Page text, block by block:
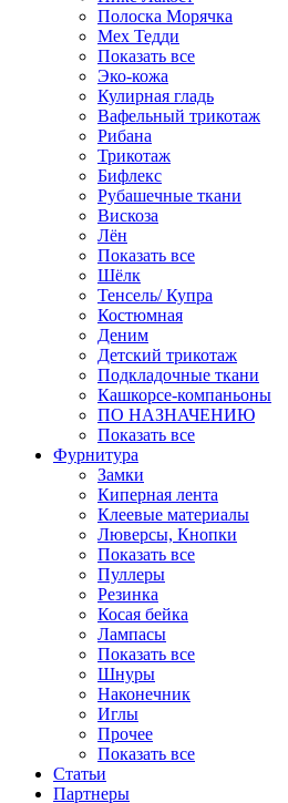
Полоска Морячка
Мех Тедди
Показать все
Эко-кожа
Кулирная гладь
Вафельный трикотаж
Рибана
Трикотаж
Бифлекс
Рубашечные ткани
Вискоза
Лён
Показать все
Шёлк
Тенсель/ Купра
Костюмная
Деним
Детский трикотаж
Подкладочные ткани
Кашкорсе-компаньоны
ПО НАЗНАЧЕНИЮ
Показать все
Фурнитура
Замки
Киперная лента
Клеевые материалы
Люверсы, Кнопки
Показать все
Пуллеры
Резинка
Косая бейка
Лампасы
Показать все
Шнуры
Наконечник
Иглы
Прочее
Показать все
Статьи
Партнеры